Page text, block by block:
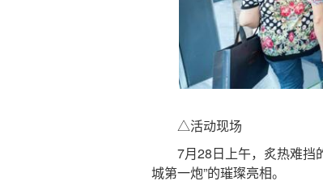
△活动现场
7月28日上午，炙热难挡的
城第一炮”的璀璨亮相。